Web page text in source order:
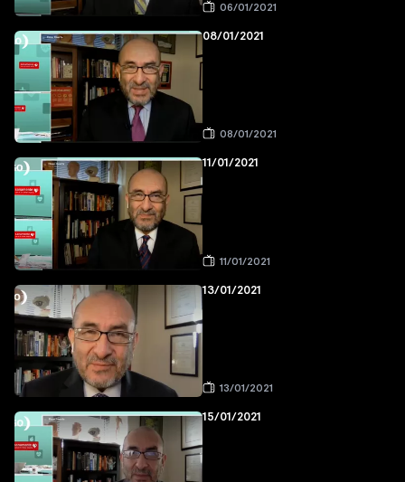
06/01/2021
08/01/2021
08/01/2021
11/01/2021
11/01/2021
13/01/2021
13/01/2021
15/01/2021